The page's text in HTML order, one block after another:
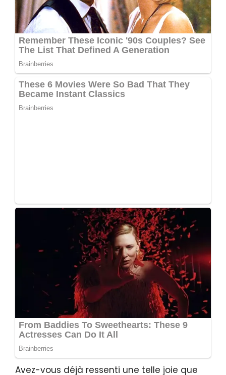
Avez-vous déjà ressenti une telle joie que